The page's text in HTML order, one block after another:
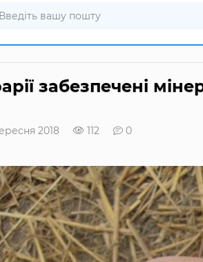
забезпечені
2018 112 0